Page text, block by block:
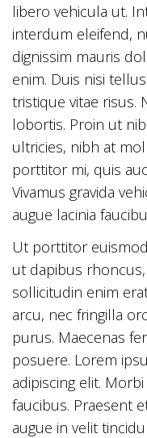
libero vehicula ut.
interdum eleifend,
dignissim mauris
enim. Duis nisi
tristique vitae risus.
lobortis. Proin ut
ultricies, nibh at
porttitor mi, quis
Vivamus gravida
augue lacinia
Ut porttitor
ut dapibus
sollicitudin enim
arcu, nec fringilla
purus. Maecenas
posuere. Lorem
adipiscing elit.
faucibus. Praesent
augue in velit